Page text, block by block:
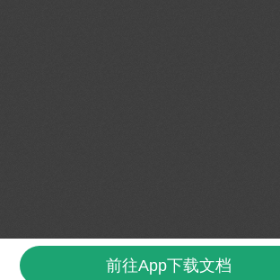
前往App下载文档